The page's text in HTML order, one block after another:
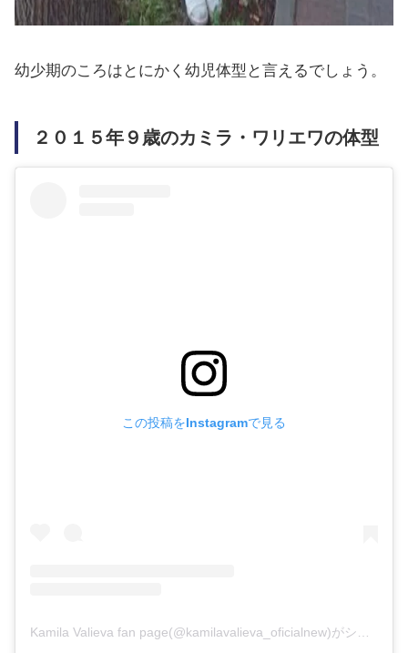
幼少期のころはとにかく幼児体型と言えるでしょう。
２０１５年９歳のカミラ・ワリエワの体型
この投稿をInstagramで見る